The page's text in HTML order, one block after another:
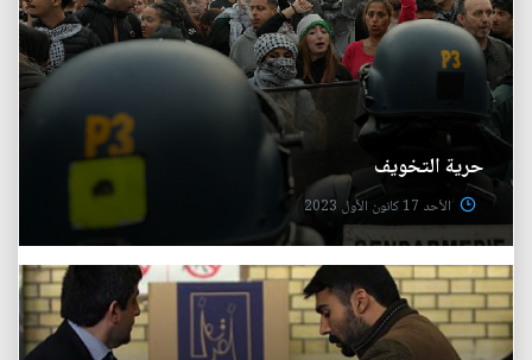
حرية التخويف
الأحد 17 كانون الأول 2023